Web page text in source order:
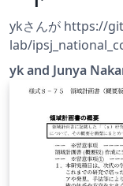
ykさんが https://
lab/
情報処理学会 全国
できるように微調
テンプレートでは
処理学会の公式な
https://
をご覧ください（
yk and Junya